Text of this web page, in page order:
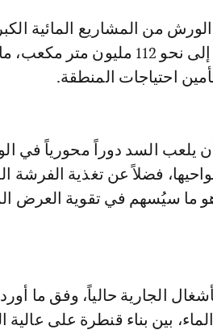
التخزينية إلى نحو 112
احتياجات المنطقة.
يلعب السد دوراً محورياً في
فضلاً عن تغذية
ما سيُسهم في تقوية العرض
الجارية حالياً، وفق ما
بين بناء قنطرة على